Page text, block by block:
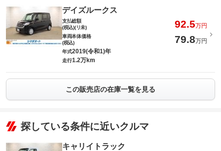
デイズルークス
支払総額
(税込)(リ未)
92.5万円
車両本体価格
(税込)
79.8万円
年式2019(令和1)年
走行1.2万km
この販売店の在庫一覧を見る
探している条件に近いクルマ
キャリイトラック